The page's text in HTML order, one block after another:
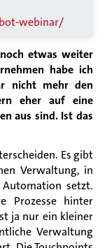
webinar/
etwas weiter
habe ich
nicht mehr den
eher auf eine
aus sind. Ist das
Es gibt
Verwaltung, in
setzt.
Prozesse hinter
ja nur ein kleiner
Verwaltung